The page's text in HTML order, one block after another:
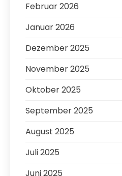
Februar 2026
Januar 2026
Dezember 2025
November 2025
Oktober 2025
September 2025
August 2025
Juli 2025
Juni 2025